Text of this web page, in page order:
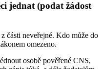
jednat (podat žádost
části neveřejné. Kdo může do
omezeno.
osobě pověřené CNS,